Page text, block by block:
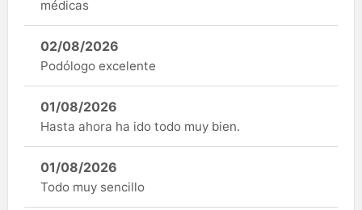
médicas
02/08/2026
Podólogo excelente
01/08/2026
Hasta ahora ha ido todo muy bien.
01/08/2026
Todo muy sencillo